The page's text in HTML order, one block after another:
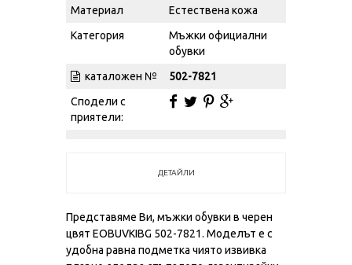
Материал
Естествена кожа
Категория
Мъжки официални
обувки
каталожен №
502-7821
Сподели с
приятели:
ДЕТАЙЛИ
Представяме Ви, мъжки обувки в черен
цвят EOBUVKIBG 502-7821. Моделът е с
удобна равна подметка чиято извивка